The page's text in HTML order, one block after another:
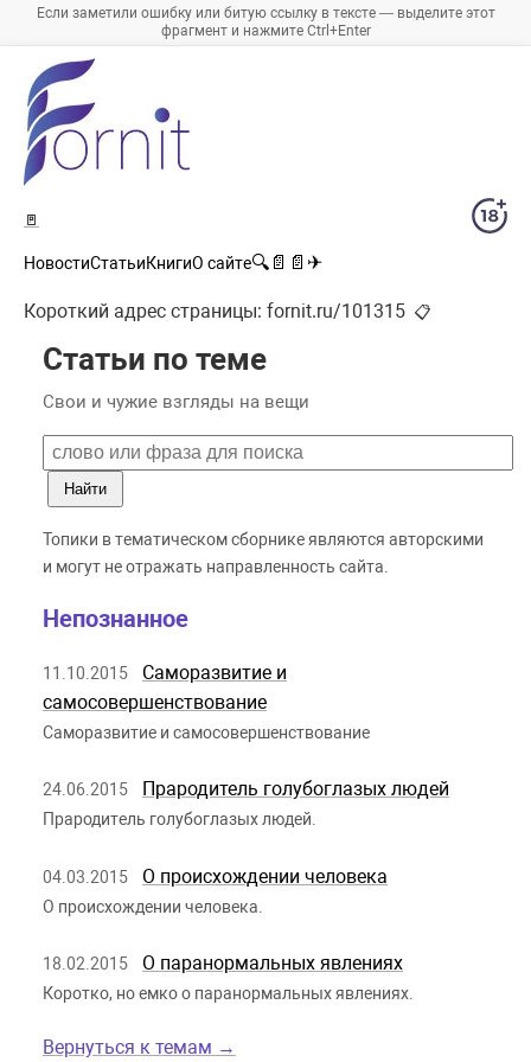
Если заметили ошибку или битую ссылку в тексте — выделите этот
фрагмент и нажмите Ctrl+Enter
🚪
НовостиСтатьиКнигиО сайте🔍 📄 📄 ✈
Короткий адрес страницы: fornit.ru/101315 📋
Статьи по теме
Свои и чужие взгляды на вещи
Найти
Топики в тематическом сборнике являются авторскими
и могут не отражать направленность сайта.
Непознанное
11.10.2015
Саморазвитие и
самосовершенствование
Саморазвитие и самосовершенствование
24.06.2015 Прародитель голубоглазых людей
Прародитель голубоглазых людей.
04.03.2015 О происхождении человека
О происхождении человека.
18.02.2015 О паранормальных явлениях
Коротко, но емко о паранормальных явлениях.
Вернуться к темам →